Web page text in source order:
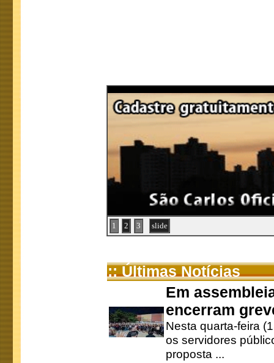
1 2 3 slide
:: Últimas Notícias
Em
encerram
Nesta quarta-feira
os servidores
proposta ...